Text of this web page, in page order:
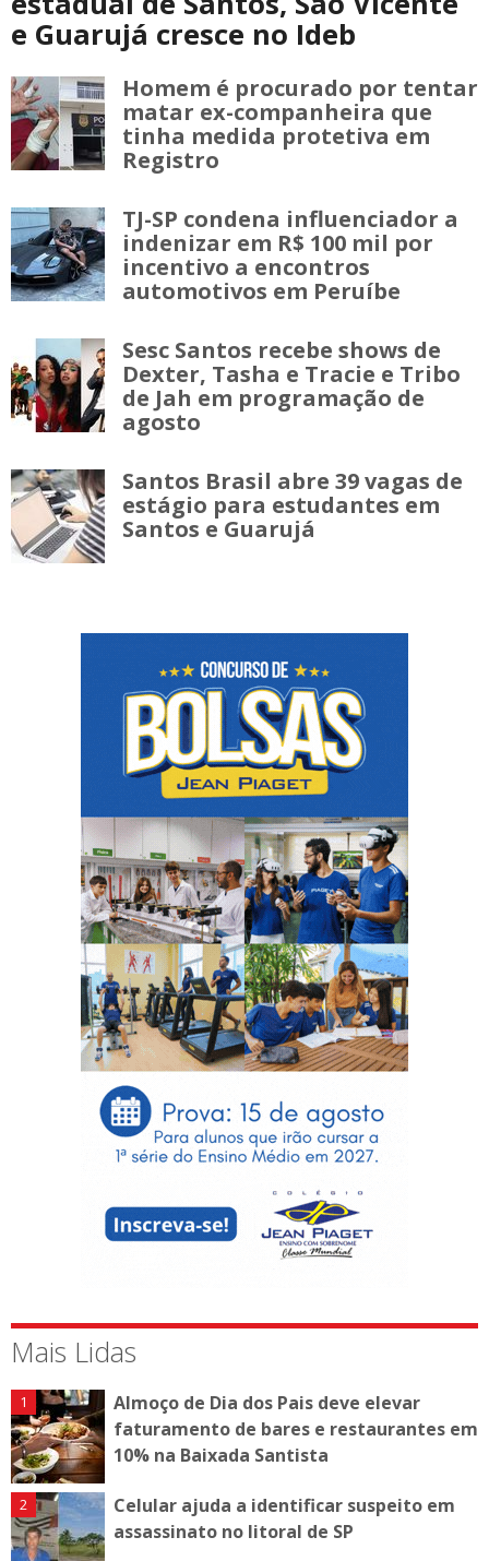
e Guarujá cresce no Ideb
Homem é procurado por tentar
matar ex-companheira que
tinha medida protetiva em
Registro
TJ-SP condena influenciador a
indenizar em R$ 100 mil por
incentivo a encontros
automotivos em Peruíbe
Sesc Santos recebe shows de
Dexter, Tasha e Tracie e Tribo
de Jah em programação de
agosto
Santos Brasil abre 39 vagas de
estágio para estudantes em
Santos e Guarujá
Mais Lidas
Almoço de Dia dos Pais deve elevar
faturamento de bares e restaurantes em
10% na Baixada Santista
Celular ajuda a identificar suspeito em
assassinato no litoral de SP